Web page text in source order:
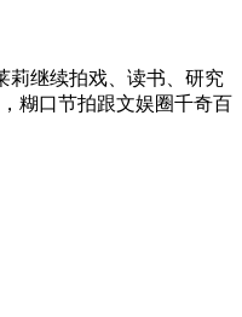
莉继续拍戏、读书、研究
糊口节拍跟文娱圈千奇百